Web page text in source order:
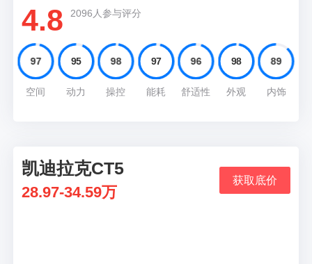
4.8 2096人参与评分
97
空间
95
动力
98
操控
97
能耗
96
舒适性
98
外观
89
内饰
05
凯迪拉克CT5
28.97-34.59万
获取底价